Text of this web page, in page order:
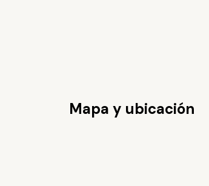
Mapa y ubicación